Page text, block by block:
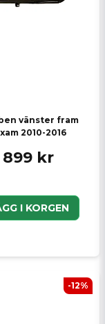
vänster fram
2010-2016
899 kr
I KORGEN
-12%